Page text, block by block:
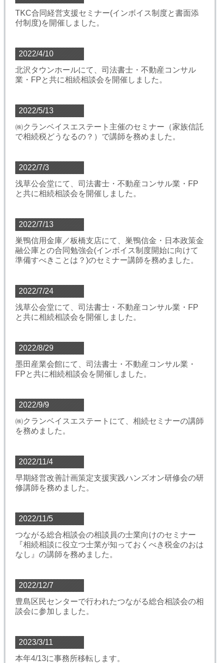
TKC合同経営支援セミナー(インボイス制度と書面添
付制度)を開催しました。
2022/4/10
北沢タウンホールにて、司法書士・不動産コンサル
業・FPと共に相続相談会を開催しました。
2022/5/13
㈱クランベイスエステート主催のセミナー（家族信託
で相続税どうなるの？）で講師を務めました。
2022/7/3
浅草公会堂にて、司法書士・不動産コンサル業・FP
と共に相続相談会を開催しました。
2022/7/13
巣鴨信用金庫／板橋支店にて、巣鴨信金・日本政策金
融公庫との合同勉強会(インボイス制度開始に向けて
準備すべきことは？)のセミナー講師を務めました。
2022/7/24
浅草公会堂にて、司法書士・不動産コンサル業・FP
と共に相続相談会を開催しました。
2022/8/29
墨田産業会館にて、司法書士・不動産コンサル業・
FPと共に相続相談会を開催しました。
2022/9/9
㈱クランベイスエステートにて、相続セミナーの講師
を務めました。
2022/11/4
早期経営改善計画策定支援実践ハンズオン研修会の研
修講師を務めました。
2022/11/5
つながる総合相談会の相談員の士業向けのセミナー
『相続相談に役立つ士業が知っておくべき税金のおは
なし』の講師を務めました。
2022/12/7
豊島区民センターで行われたつながる総合相談会の相
談会に参加しました。
2023/3/11
本年4/13に事務所移転します。